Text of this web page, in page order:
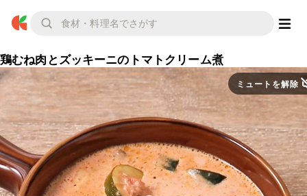
鶏むね肉とズッキーニのトマトクリーム煮
ミュートを解除